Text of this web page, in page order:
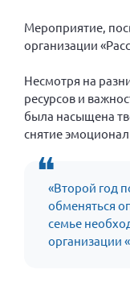
Мероприятие,
организации
Несмотря на
ресурсов и
была насыщена
снятие
«Второй год
обменяться
семье
организации